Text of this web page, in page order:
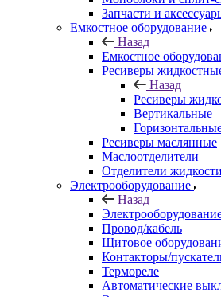
Запчасти и
Емкостное оборудование
Назад
Емкостное
Ресиверы
Назад
Ресиверы
Вертикальные
Ресиверы маслянные
Маслоотделители
Отделители жидкости
Электрооборудование
Назад
Провод/кабель
Щитовое
Контакторы/
Термореле
Автоматические